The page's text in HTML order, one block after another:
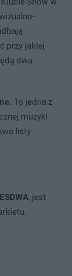
przy jakiej
dwa
To jedna z
muzyki
listy
, jest